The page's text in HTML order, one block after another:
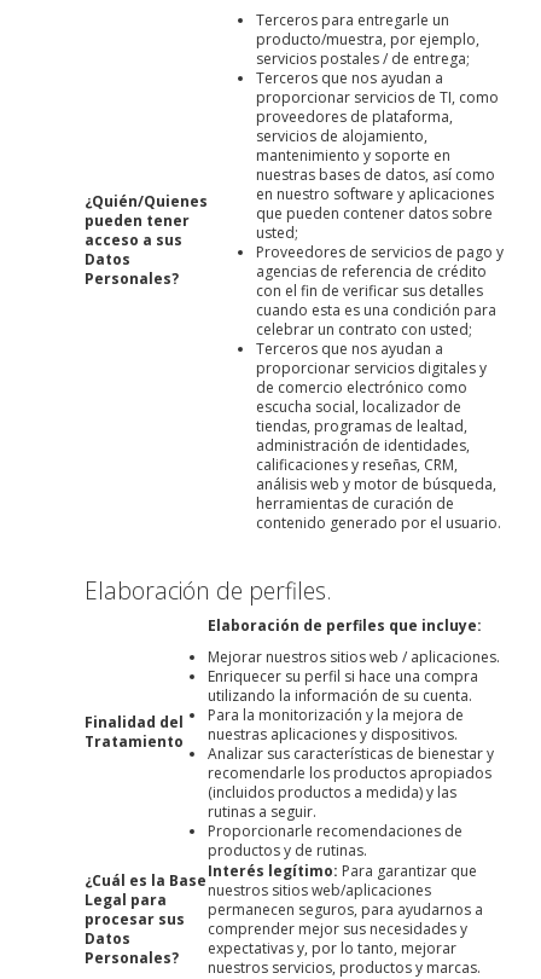
¿Quién/Quienes
pueden tener
acceso a sus
Datos
Personales?
Terceros para entregarle un
producto/muestra, por ejemplo,
servicios postales / de entrega;
Terceros que nos ayudan a
proporcionar servicios de TI, como
proveedores de plataforma,
servicios de alojamiento,
mantenimiento y soporte en
nuestras bases de datos, así como
en nuestro software y aplicaciones
que pueden contener datos sobre
usted;
Proveedores de servicios de pago y
agencias de referencia de crédito
con el fin de verificar sus detalles
cuando esta es una condición para
celebrar un contrato con usted;
Terceros que nos ayudan a
proporcionar servicios digitales y
de comercio electrónico como
escucha social, localizador de
tiendas, programas de lealtad,
administración de identidades,
calificaciones y reseñas, CRM,
análisis web y motor de búsqueda,
herramientas de curación de
contenido generado por el usuario.
Elaboración de perfiles.
Finalidad del
Tratamiento
Elaboración de perfiles que incluye:
Mejorar nuestros sitios web / aplicaciones.
Enriquecer su perfil si hace una compra
utilizando la información de su cuenta.
Para la monitorización y la mejora de
nuestras aplicaciones y dispositivos.
Analizar sus características de bienestar y
recomendarle los productos apropiados
(incluidos productos a medida) y las
rutinas a seguir.
Proporcionarle recomendaciones de
productos y de rutinas.
¿Cuál es la Base
Legal para
procesar sus
Datos
Personales?
Interés legítimo: Para garantizar que
nuestros sitios web/aplicaciones
permanecen seguros, para ayudarnos a
comprender mejor sus necesidades y
expectativas y, por lo tanto, mejorar
nuestros servicios, productos y marcas.